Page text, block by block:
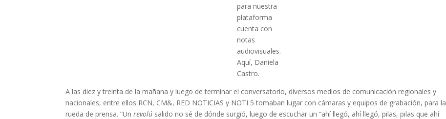
para nuestra
plataforma
cuenta con
notas
audiovisuales.
Aquí, Daniela
Castro.
A las diez y treinta de la mañana y luego de terminar el conversatorio, diversos medios de comunicación regionales y
nacionales, entre ellos RCN, CM&, RED NOTICIAS y NOTI 5 tomaban lugar con cámaras y equipos de grabación, para la
rueda de prensa. “Unrevolú salido no sé de dónde surgió, luego de escuchar un “ahí llegó, ahí llegó, pilas, pilas que ahí